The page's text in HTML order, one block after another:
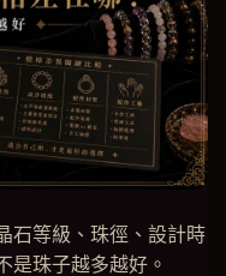
石等級、珠徑、設計時
是珠子越多越好。